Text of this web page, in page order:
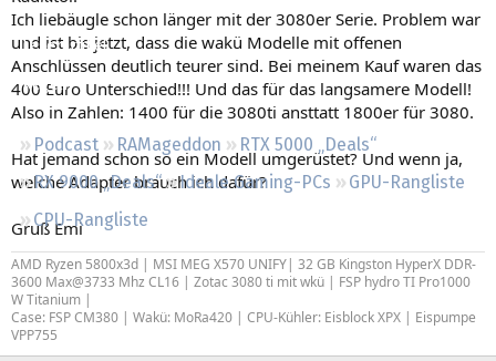
Neueste Aktivitäten
Leserartikel
Regeln
Podcast RAMageddon
RTX 5000 „Deals“
RX 9000 „Deals“
Ideale Gaming-PCs
GPU-Rangliste
CPU-Rangliste
Ich liebäugle schon länger mit der 3080er Serie. Problem war
und ist bis jetzt, dass die wakü Modelle mit offenen
Anschlüssen deutlich teurer sind. Bei meinem Kauf waren das
400 Euro Unterschied!!! Und das für das langsamere Modell!
Also in Zahlen: 1400 für die 3080ti ansttatt 1800er für 3080.
Hat jemand schon so ein Modell umgerüstet? Und wenn ja,
welche Adapter brauch ich dafür?
Gruß Emi
AMD Ryzen 5800x3d | MSI MEG X570 UNIFY| 32 GB Kingston HyperX DDR-
3600 Max@3733 Mhz CL16 | Zotac 3080 ti mit wkü | FSP hydro TI Pro1000
W Titanium |
Case: FSP CM380 | Wakü: MoRa420 | CPU-Kühler: Eisblock XPX | Eispumpe
VPP755